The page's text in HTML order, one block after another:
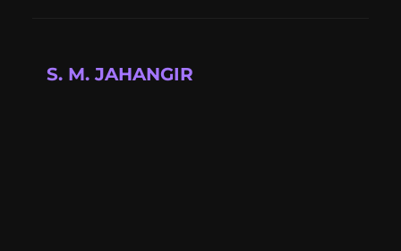
S. M. JAHANGIR